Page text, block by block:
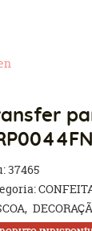
37465